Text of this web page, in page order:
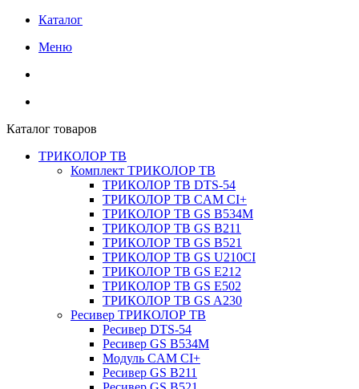
Каталог
Меню
Каталог товаров
ТРИКОЛОР ТВ
Комплект ТРИКОЛОР ТВ
ТРИКОЛОР ТВ DTS-54
ТРИКОЛОР ТВ CAM CI+
ТРИКОЛОР ТВ GS B534M
ТРИКОЛОР ТВ GS B211
ТРИКОЛОР ТВ GS B521
ТРИКОЛОР ТВ GS U210CI
ТРИКОЛОР ТВ GS E212
ТРИКОЛОР ТВ GS E502
ТРИКОЛОР ТВ GS A230
Ресивер ТРИКОЛОР ТВ
Ресивер DTS-54
Ресивер GS B534M
Модуль CAM CI+
Ресивер GS B211